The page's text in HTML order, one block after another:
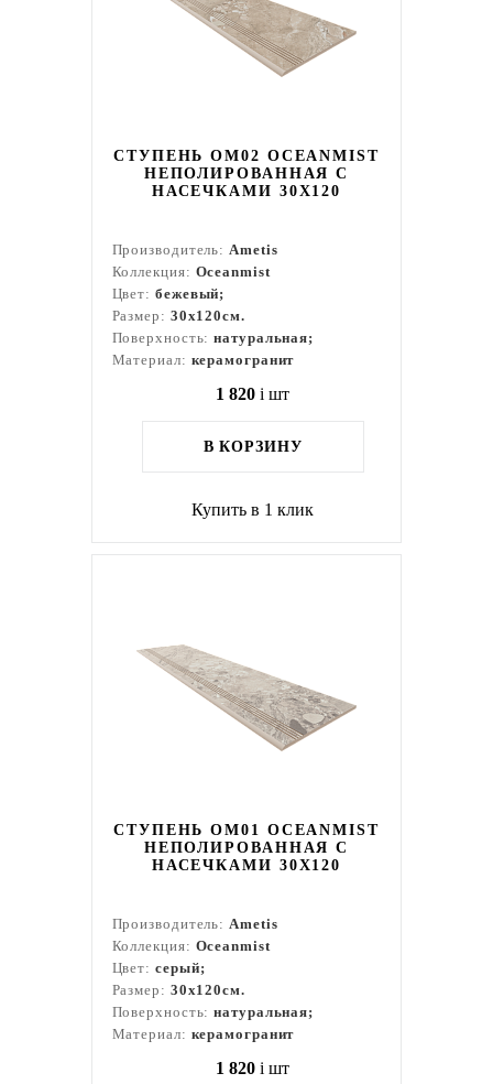
СТУПЕНЬ OM02 OCEANMIST
НЕПОЛИРОВАННАЯ С
НАСЕЧКАМИ 30X120
Производитель:Ametis
Коллекция: Oceanmist
Цвет: бежевый;
Размер: 30x120см.
Поверхность:натуральная;
Материал: керамогранит
1 820 i шт
В КОРЗИНУ
Купить в 1 клик
СТУПЕНЬ OM01 OCEANMIST
НЕПОЛИРОВАННАЯ С
НАСЕЧКАМИ 30X120
Производитель:Ametis
Коллекция: Oceanmist
Цвет: серый;
Размер: 30x120см.
Поверхность:натуральная;
Материал: керамогранит
1 820 i шт